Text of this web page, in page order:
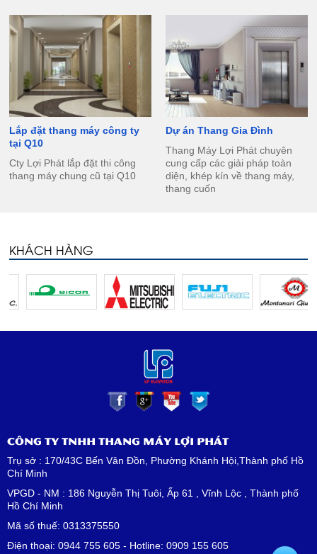
Lắp đặt thang máy công ty
tại Q10
Cty Lợi Phát lắp đặt thi công
thang máy chung cũ tại Q10
Dự án Thang Gia Đình
Thang Máy Lợi Phát chuyên
cung cấp các giải pháp toàn
diện, khép kín về thang máy,
thang cuốn
KHÁCH HÀNG
CÔNG TY TNHH THANG MÁY LỢI PHÁT
Trụ sở : 170/43C Bến Vân Đồn, Phường Khánh Hội,Thành phố Hồ
Chí Minh
VPGD - NM : 186 Nguyễn Thị Tuôi, Ấp 61 , Vĩnh Lộc , Thành phố
Hồ Chí Minh
Mã số thuế: 0313375550
Điện thoại: 0944 755 605 - Hotline: 0909 155 605